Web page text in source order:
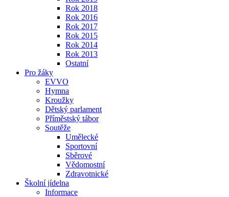
Rok 2018
Rok 2016
Rok 2017
Rok 2015
Rok 2014
Rok 2013
Ostatní
Pro žáky
EVVO
Hymna
Kroužky
Dětský parlament
Příměstský tábor
Soutěže
Umělecké
Sportovní
Sběrové
Vědomostní
Zdravotnické
Školní jídelna
Informace